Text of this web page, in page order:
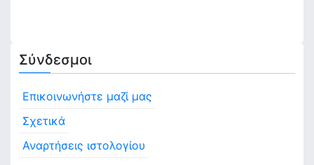
Σύνδεσμοι
Επικοινωνήστε μαζί μας
Σχετικά
Αναρτήσεις ιστολογίου